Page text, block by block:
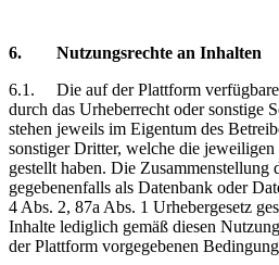
6. Nutzungsrechte an Inhalten
6.1.
Die auf der Plattform
durch das Urheberrecht oder sonstige
stehen jeweils im Eigentum des
sonstiger Dritter, welche die
gestellt haben. Die Zusammenstellung
gegebenenfalls als Datenbank oder
4 Abs. 2, 87a Abs. 1 Urhebergesetz
Inhalte lediglich gemäß diesen
der Plattform vorgegebenen